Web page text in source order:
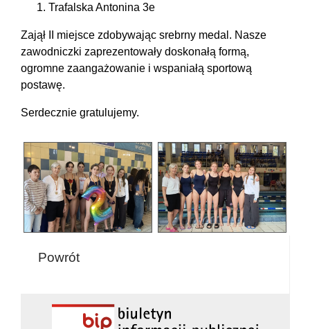
Trafalska Antonina 3e
Zajął II miejsce zdobywając srebrny medal. Nasze
zawodniczki zaprezentowały doskonałą formą,
ogromne zaangażowanie i wspaniałą sportową
postawę.
Serdecznie gratulujemy.
Powrót